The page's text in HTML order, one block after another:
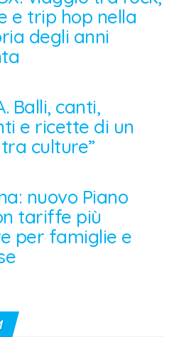
e trip hop nella
degli anni
Balli, canti,
e ricette di un
culture”
nuovo Piano
tariffe più
per famiglie e